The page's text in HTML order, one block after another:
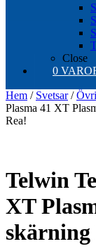
Close
0
Hem / Svetsar/
Plasma 41 XT
Rea!
Telwin
XT